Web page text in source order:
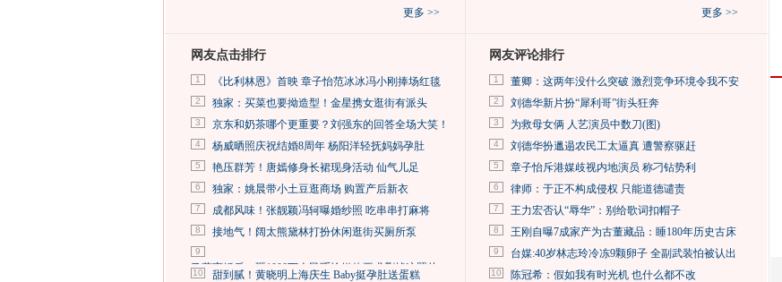
更多 >>
更多 >>
网友点击排行
1 《比利林恩》首映 章子怡范冰冰冯小刚捧场红毯
2 独家：买菜也要拗造型！金星携女逛街有派头
3 京东和奶茶哪个更重要？刘强东的回答全场大笑！
4 杨威晒照庆祝结婚8周年 杨阳洋轻抚妈妈孕肚
5 艳压群芳！唐嫣修身长裙现身活动 仙气儿足
6 独家：姚晨带小土豆逛商场 购置产后新衣
7 成都风味！张靓颖冯轲曝婚纱照 吃串串打麻将
8 接地气！阔太熊黛林打扮休闲逛街买厕所泵
9
马蓉离婚后，砸1000万人民币给媒体要求删掉这照片
10 甜到腻！黄晓明上海庆生 Baby挺孕肚送蛋糕
网友评论排行
1 董卿：这两年没什么突破 激烈竞争环境令我不安
2 刘德华新片扮“犀利哥”街头狂奔
3 为救母女俩 人艺演员中数刀(图)
4 刘德华扮邋遢农民工太逼真 遭警察驱赶
5 章子怡斥港媒歧视内地演员 称刁钻势利
6 律师：于正不构成侵权 只能道德谴责
7 王力宏否认“辱华”：别给歌词扣帽子
8 王刚自曝7成家产为古董藏品：睡180年历史古床
9 台媒:40岁林志玲冷冻9颗卵子 全副武装怕被认出
10 陈冠希：假如我有时光机 也什么都不改